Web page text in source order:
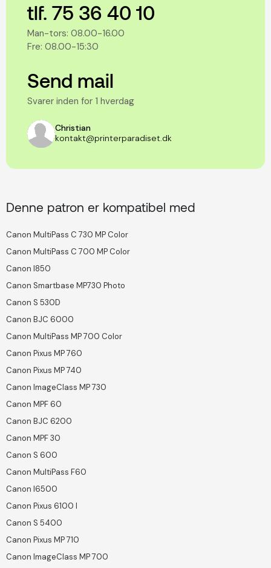
tlf. 75 36 40 10
Man-tors: 08.00-16.00
Fre: 08.00-15:30
Send mail
Svarer inden for 1 hverdag
Christian
kontakt@printerparadiset.dk
Denne patron er kompatibel med
Canon MultiPass C 730 MP Color
Canon MultiPass C 700 MP Color
Canon I850
Canon Smartbase MP730 Photo
Canon S 530D
Canon BJC 6000
Canon MultiPass MP 700 Color
Canon Pixus MP 760
Canon Pixus MP 740
Canon ImageClass MP 730
Canon MPF 60
Canon BJC 6200
Canon MPF 30
Canon S 600
Canon MultiPass F60
Canon I6500
Canon Pixus 6100 I
Canon S 5400
Canon Pixus MP 710
Canon ImageClass MP 700